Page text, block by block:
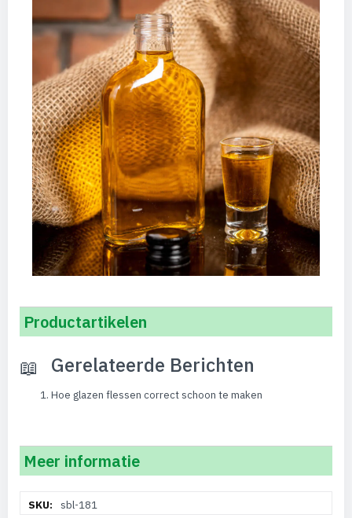
Productartikelen
Gerelateerde Berichten
Hoe glazen flessen correct schoon te maken
Meer informatie
informatiesbl-181